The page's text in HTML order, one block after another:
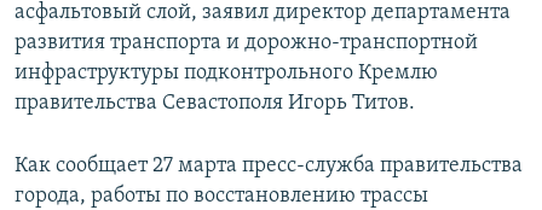
асфальтовый слой, заявил директор департамента
развития транспорта и дорожно-транспортной
инфраструктуры подконтрольного Кремлю
правительства Севастополя Игорь Титов.
Как сообщает 27 марта пресс-служба правительства
города, работы по восстановлению трассы